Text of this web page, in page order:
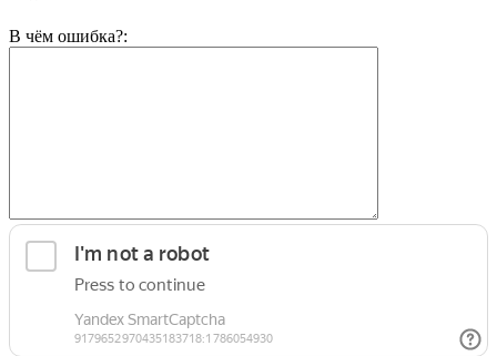
В чём ошибка?: